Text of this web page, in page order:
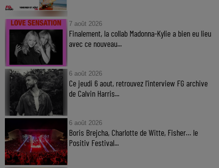
7 août 2026
Finalement, la collab Madonna-Kylie a bien eu lieu
avec ce nouveau...
6 août 2026
Ce jeudi 6 aout, retrouvez l'interview FG archive
de Calvin Harris...
6 août 2026
Boris Brejcha, Charlotte de Witte, Fisher… le
Positiv Festival...